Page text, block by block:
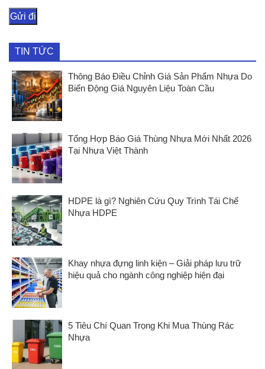
TIN TỨC
Thông Báo Điều Chỉnh Giá Sản Phẩm Nhựa Do
Biến Động Giá Nguyên Liệu Toàn Cầu
Tổng Hợp Báo Giá Thùng Nhựa Mới Nhất 2026
Tại Nhựa Việt Thành
HDPE là gì? Nghiên Cứu Quy Trình Tái Chế
Nhựa HDPE
Khay nhựa đựng linh kiện – Giải pháp lưu trữ
hiệu quả cho ngành công nghiệp hiện đại
5 Tiêu Chí Quan Trọng Khi Mua Thùng Rác
Nhựa